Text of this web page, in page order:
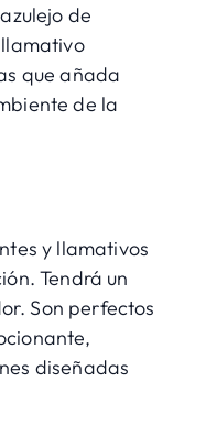
de
que añada
de la
y llamativos
Tendrá un
Son perfectos
diseñadas